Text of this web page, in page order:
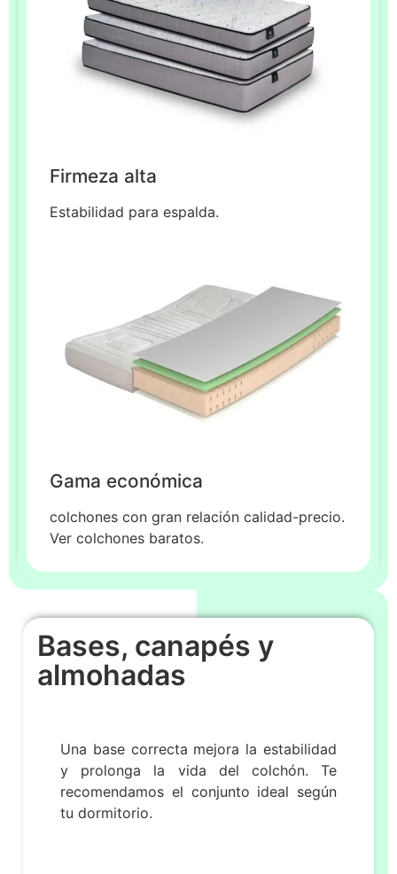
Firmeza alta
Estabilidad para espalda.
Gama económica
colchones con gran relación calidad-precio.
Ver colchones baratos.
Bases, canapés y
almohadas
Una base correcta mejora la estabilidad
y prolonga la vida del colchón. Te
recomendamos el conjunto ideal según
tu dormitorio.